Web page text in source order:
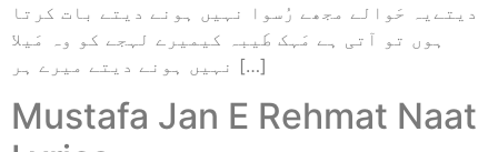
دیتےیہ حَوالے مجھے رُسوا نہیں ہونے دیتے بات کرتا
ہوں تو آتی ہے مَہک طَیبہ کیمیرے لہجے کو وہ مَیلا
نہیں ہونے دیتے میرے ہر […]
Mustafa Jan E Rehmat Naat